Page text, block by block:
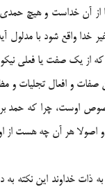
از آن خداست و هيچ
خدا واقع شود با
از يك صفت يا فعلي
و افعال تجليات و
اوست، چرا كه حمد بر
و اصولا هر آن چه هست
ذات خداوند اين نكته